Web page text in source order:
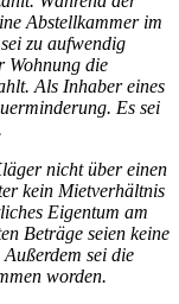
Abstellkammer im
zu aufwendig
Wohnung die
Als Inhaber eines
Es sei
nicht über einen
kein Mietverhältnis
Eigentum am
Beträge seien keine
sei die
worden.